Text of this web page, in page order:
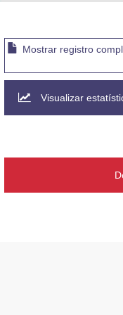
Banco Central do Brasil
Planalto
Mostrar registro
Visualizar